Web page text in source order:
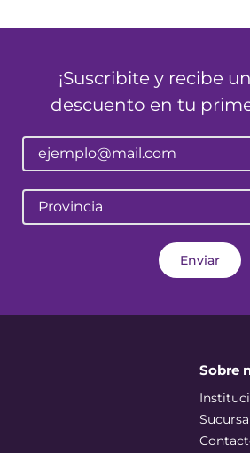
¡Suscribite y recibe
descuento en tu
Provincia
Enviar
Sobre